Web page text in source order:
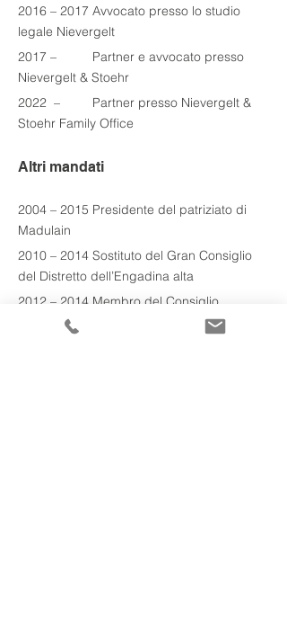
2016 – 2017 Avvocato presso lo studio
legale Nievergelt
2017 –
      Partner e avvocato presso
Nievergelt & Stoehr
2022 –         Partner presso Nievergelt &
Stoehr Family Office
Altri mandati
2004 – 2015 Presidente del patriziato di
Madulain
2010 – 2014 Sostituto del Gran Consiglio
del Distretto dell’Engadina alta
2012 – 2014 Membro del Consiglio
comunale di Madulain